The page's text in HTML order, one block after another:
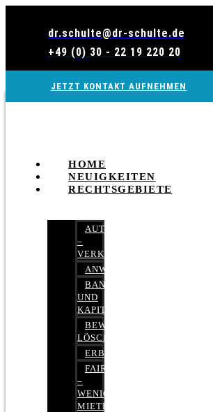
dr.schulte@dr-schulte.de
+49 (0) 30 - 22 19 220 20
JETZT KONTAKT AUFNEHMEN
HOME
NEUIGKEITEN
RECHTSGEBIETE
AUTOBETRUG
–
VERKEHRSRECHT
ANWALTSHAFTUNGSRECHT
BANK-
UND
KAPITALMARKTRECHT
BEWERTUNGEN
LÖSCHEN
ERBRECHT
FAIRMIETEN
–
WENIGER
MIETE